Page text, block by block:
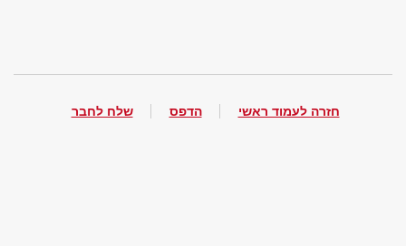
חזרה לעמוד ראשי הדפס שלח לחבר